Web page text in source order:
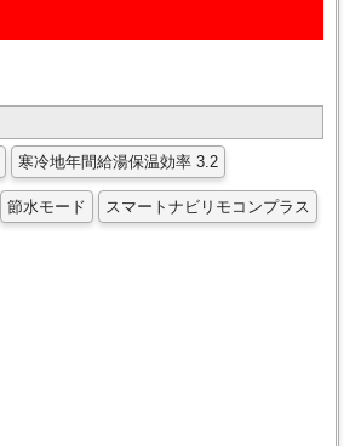
寒冷地年間給湯保温効率 3.2
節水モード スマートナビリモコンプラス